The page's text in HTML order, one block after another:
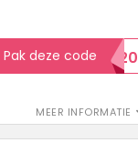
MEER INFORMATIE
Pak deze codeEXTRA20